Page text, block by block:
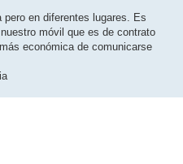
en diferentes lugares. Es
móvil que es de contrato
económica de comunicarse